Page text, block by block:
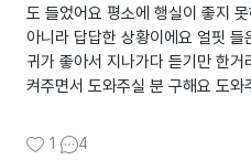
도 들었어요 평소에 행실이 좋지
아니라 답답한 상황이에요 얼핏
귀가 좋아서 지나가다 듣기만 한거
켜주면서 도와주실 분 구해요 도와
1 4